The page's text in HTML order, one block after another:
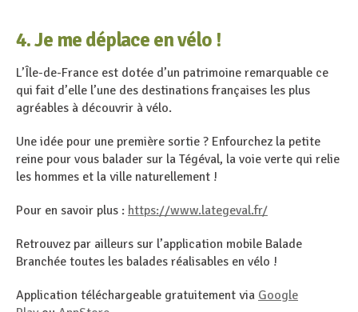
4. Je me déplace en vélo !
L’Île-de-France est dotée d’un patrimoine remarquable ce
qui fait d’elle l’une des destinations françaises les plus
agréables à découvrir à vélo.
Une idée pour une première sortie ? Enfourchez la petite
reine pour vous balader sur la Tégéval, la voie verte qui relie
les hommes et la ville naturellement !
Pour en savoir plus : https://www.lategeval.fr/
Retrouvez par ailleurs sur l’application mobile Balade
Branchée toutes les balades réalisables en vélo !
Application téléchargeable gratuitement via Google